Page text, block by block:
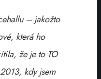
– jakožto
která ho
že je to TO
kdy jsem